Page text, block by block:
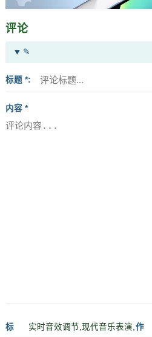
评论
✎
标题 *
内容 *
标 作